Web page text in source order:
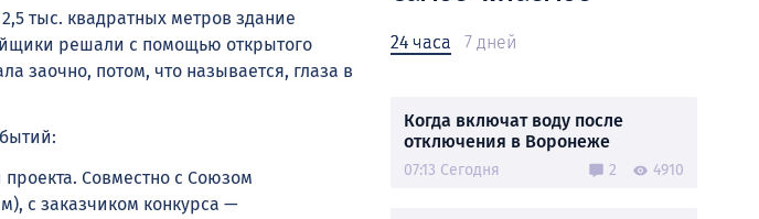
тыс. квадратных метров здание
решали с помощью открытого
заочно, потом, что называется, глаза в
Совместно с Союзом
с заказчиком конкурса —
24 часа 7 дней
Когда включат воду после
отключения в Воронеже
07:13 Сегодня 2 4910